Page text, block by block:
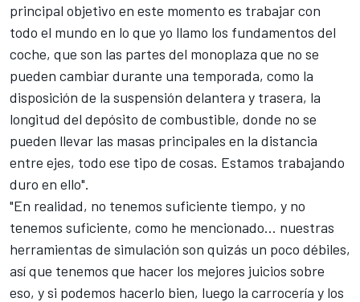
principal objetivo en este momento es trabajar con
todo el mundo en lo que yo llamo los fundamentos del
coche, que son las partes del monoplaza que no se
pueden cambiar durante una temporada, como la
disposición de la suspensión delantera y trasera, la
longitud del depósito de combustible, donde no se
pueden llevar las masas principales en la distancia
entre ejes, todo ese tipo de cosas. Estamos trabajando
duro en ello".
"En realidad, no tenemos suficiente tiempo, y no
tenemos suficiente, como he mencionado... nuestras
herramientas de simulación son quizás un poco débiles,
así que tenemos que hacer los mejores juicios sobre
eso, y si podemos hacerlo bien, luego la carrocería y los